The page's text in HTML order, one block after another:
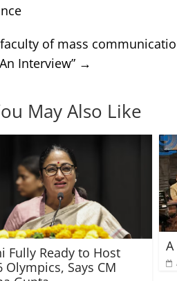
of mass
Interview” →
May Also Like
Fully Ready to Host
Olympics, Says CM